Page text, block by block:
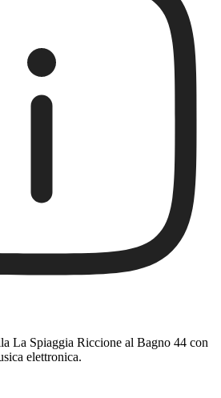
La Spiaggia Riccione al Bagno 44 con
elettronica.